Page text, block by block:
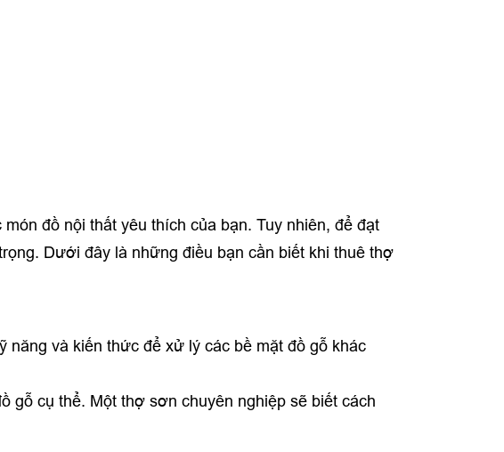
đồ nội thất yêu thích của bạn. Tuy nhiên, để đạt
Dưới đây là những điều bạn cần biết khi thuê thợ
năng và kiến thức để xử lý các bề mặt đồ gỗ khác
gỗ cụ thể. Một thợ sơn chuyên nghiệp sẽ biết cách